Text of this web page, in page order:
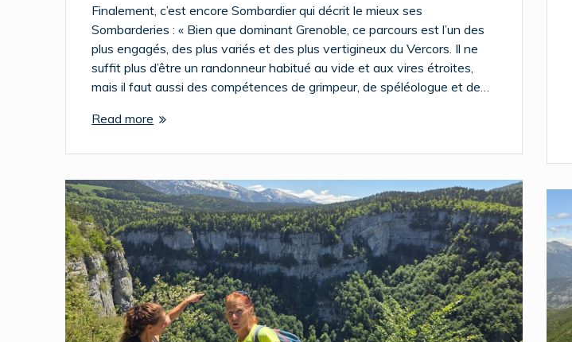
Finalement, c’est encore Sombardier qui décrit le mieux ses
Sombarderies : « Bien que dominant Grenoble, ce parcours est l’un des
plus engagés, des plus variés et des plus vertigineux du Vercors. Il ne
suffit plus d’être un randonneur habitué au vide et aux vires étroites,
mais il faut aussi des compétences de grimpeur, de spéléologue et de…
Read more